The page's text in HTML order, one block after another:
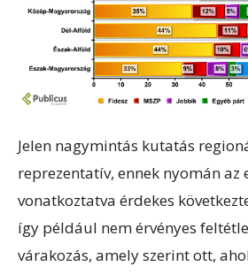
Jelen nagymintás kutatás
reprezentatív, ennek nyomán az
vonatkoztatva érdekes
így például nem érvényes
várakozás, amely szerint ott,